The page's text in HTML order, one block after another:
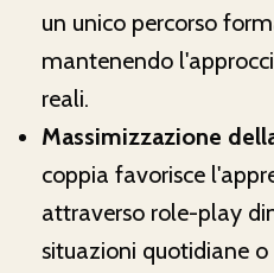
un unico percorso
mantenendo
reali.
Massimizzazione
coppia favorisce
attraverso role-play
situazioni quotidiane o